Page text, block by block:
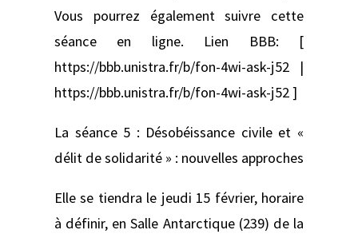
Vous pourrez également suivre cette
séance en ligne. Lien BBB: [
https://bbb.unistra.fr/b/fon-4wi-ask-j52 |
https://bbb.unistra.fr/b/fon-4wi-ask-j52 ]
La séance 5 : Désobéissance civile et «
délit de solidarité » : nouvelles approches
Elle se tiendra le jeudi 15 février, horaire
à définir, en Salle Antarctique (239) de la